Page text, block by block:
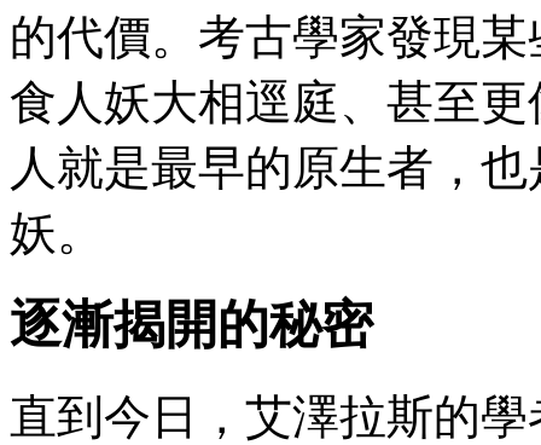
的代價。考古學家發現
食人妖大相逕庭、甚至
人就是最早的原生者，
妖。
逐漸揭開的秘密
直到今日，艾澤拉斯的